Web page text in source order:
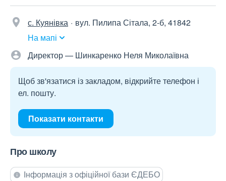
с. Куянівка
вул. Пилипа Сітала, 2-б, 41842
На мапі
Директор — Шинкаренко Неля Миколаївна
Щоб зв'язатися із закладом, відкрийте телефон і
ел. пошту.
Показати контакти
Про школу
Інформація з офіційної бази ЄДЕБО